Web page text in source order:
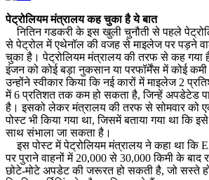
पेट्रोलियम मंत्रालय कह चुका है ये बात
नितिन गडकरी के इस खुली चुनौती से पहले
से पेट्रोल में एथेनॉल की वजह से माइलेज पर पड़ने
चुका है। पेट्रोलियम मंत्रालय की तरफ से कह
इंजन को कोई बड़ा नुकसान या परफॉर्मेंस में कोई
उन्होंने स्वीकार किया कि नई कारों में माइलेज 2
में 6 प्रतिशत तक कम हो सकता है, जिन्हें अपडेटेड
है। इसको लेकर मंत्रालय की तरफ से सोमवार को
पोस्ट भी किया गया था, जिसमें बताया गया था कि
साथ संभाला जा सकता है।
इस पोस्ट में पेट्रोलियम मंत्रालय ने कहा था कि
पर पुराने वाहनों में 20,000 से 30,000 किमी के
छोटे-मोटे अपडेट की जरूरत हो सकती है, जो सस्ते